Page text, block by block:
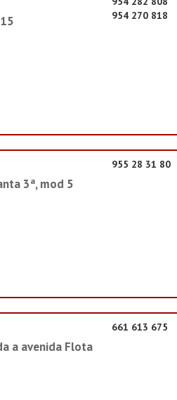
954 270 818
3ª, mod 5
955 28 31 80
a avenida Flota
661 613 675